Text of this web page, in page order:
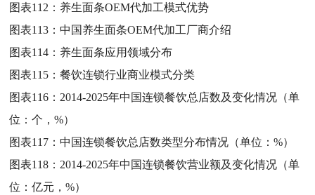
图表112： 养生面条OEM代加工模式优势
图表113：中国养生面条OEM代加工厂商介绍
图表114： 养生面条应用领域分布
图表115：餐饮连锁行业商业模式分类
图表116： 2014-2025年中国连锁餐饮总店数及变化情况（单
位：个，%）
图表117：中国连锁餐饮总店数类型分布情况（单位：%）
图表118： 2014-2025年中国连锁餐饮营业额及变化情况（单
位：亿元，%）